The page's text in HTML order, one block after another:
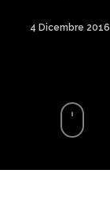
4 Dicembre 2016